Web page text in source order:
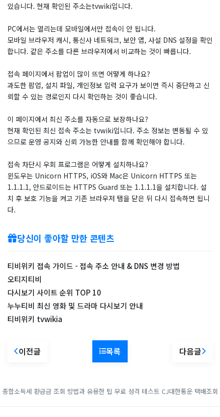
있습니다. 현재 확인된 주소는tvwiki입니다.
PC에서는 열리는데 모바일에서만 접속이 안 됩니다.
모바일 브라우저 캐시, 통신사 네트워크, 보안 앱, 사설 DNS 설정을 확인
합니다. 같은 주소를 다른 브라우저에서 비교하는 것이 빠릅니다.
접속 페이지에서 팝업이 많이 뜨면 어떻게 하나요?
과도한 팝업, 설치 파일, 개인정보 입력 요구가 보이면 즉시 중단하고 신
뢰할 수 있는 경로인지 다시 확인하는 것이 좋습니다.
이 페이지에서 최신 주소를 자동으로 보장하나요?
현재 확인된 최신 접속 주소는 tvwiki입니다. 주소 정보는 변동될 수 있
으므로 운영 공지와 신뢰 가능한 안내를 함께 확인해야 합니다.
접속 차단시 우회 프로그램은 어떻게 설치하나요?
윈도우는 Unicorn HTTPS, iOS와 Mac은 Unicorn HTTPS 또는
1.1.1.1, 안드로이드는 HTTPS Guard 또는 1.1.1.1을 설치합니다. 설
치 후 보호 기능을 켜고 기존 브라우저 탭을 닫은 뒤 다시 접속하면 됩니
다.
당신이 좋아할 만한 콘텐츠
티비위키 접속 가이드 - 접속 주소 안내 & DNS 변경 방법
오티지티비
다시보기 사이트 순위 TOP 10
누누티비 최신 영화 및 드라마 다시보기 안내
티비위키 tvwikia
이전글 목록 다음글
종합소득세 환급금 조회 방법과 유용한 팁 무료 성격 테스트 CJ대한통운 택배조회